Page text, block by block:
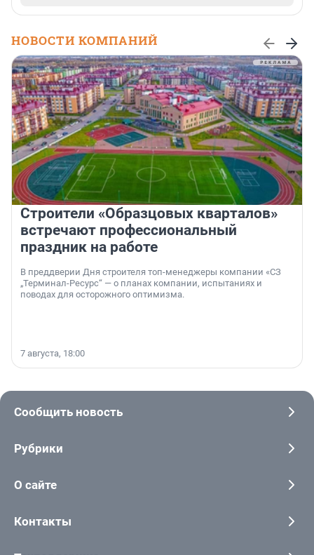
НОВОСТИ КОМПАНИЙ
Строители «Образцовых кварталов»
встречают профессиональный
праздник на работе
В преддверии Дня строителя топ-менеджеры компании «СЗ
„Терминал-Ресурс“ — о планах компании, испытаниях и
поводах для осторожного оптимизма.
7 августа, 18:00
Сообщить новость
Рубрики
О сайте
Контакты